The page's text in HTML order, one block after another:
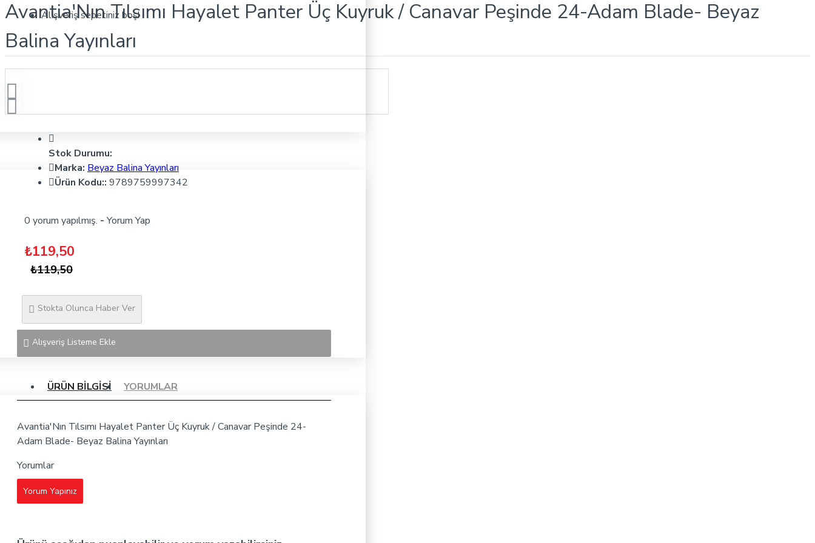
Alışveriş sepetiniz boş!
Avantia'Nın Tılsımı Hayalet Panter Üç Kuyruk / Canavar Peşinde 24-Adam Blade- Beyaz
Balina Yayınları
Stok Durumu:
Marka: Beyaz Balina Yayınları
Ürün Kodu:: 9789759997342
0 yorum yapılmış. - Yorum Yap
₺119,50
₺119,50
Stokta Olunca Haber Ver
Alışveriş Listeme Ekle
ÜRÜN BILGISI YORUMLAR
Avantia'Nın Tılsımı Hayalet Panter Üç Kuyruk / Canavar Peşinde 24-
Adam Blade- Beyaz Balina Yayınları
Yorumlar
Yorum Yapınız